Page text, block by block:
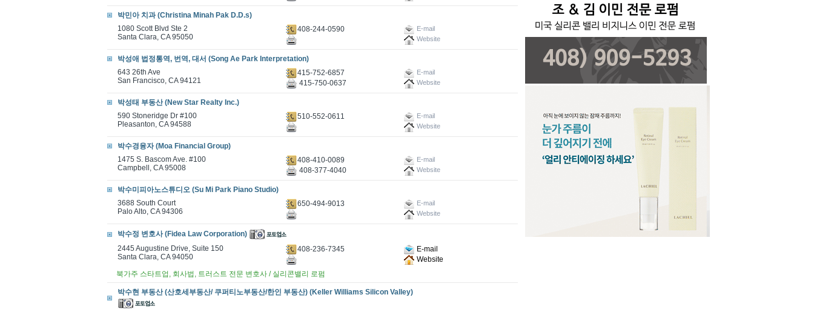
박민아 치과 (Christina Minah Pak D.D.s)
1080 Scott Blvd Ste 2
Santa Clara, CA 95050
408-244-0590
E-mail
Website
박성애 법정통역, 번역, 대서 (Song Ae Park Interpretation)
643 26th Ave
San Francisco, CA 94121
415-752-6857 E-mail
415-750-0637 Website
박성태 부동산 (New Star Realty Inc.)
590 Stoneridge Dr #100
Pleasanton, CA 94588
510-552-0611
E-mail
Website
박수경융자 (Moa Financial Group)
1475 S. Bascom Ave. #100
Campbell, CA 95008
408-410-0089 E-mail
408-377-4040 Website
박수미피아노스튜디오 (Su Mi Park Piano Studio)
3688 South Court
Palo Alto, CA 94306
650-494-9013
E-mail
Website
박수정 변호사 (Fidea Law Corporation)
2445 Augustine Drive, Suite 150
Santa Clara, CA 94050
408-236-7345
E-mail
Website
북가주 스타트업, 회사법, 트러스트 전문 변호사 / 실리콘밸리 로펌
박수현 부동산 (산호세부동산/ 쿠퍼티노부동산/한인 부동산) (Keller Williams Silicon Valley)